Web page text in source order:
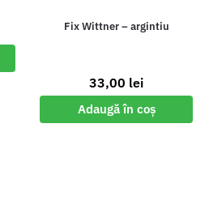
Fix Wittner – argintiu
33,00 lei
Adaugă în coș